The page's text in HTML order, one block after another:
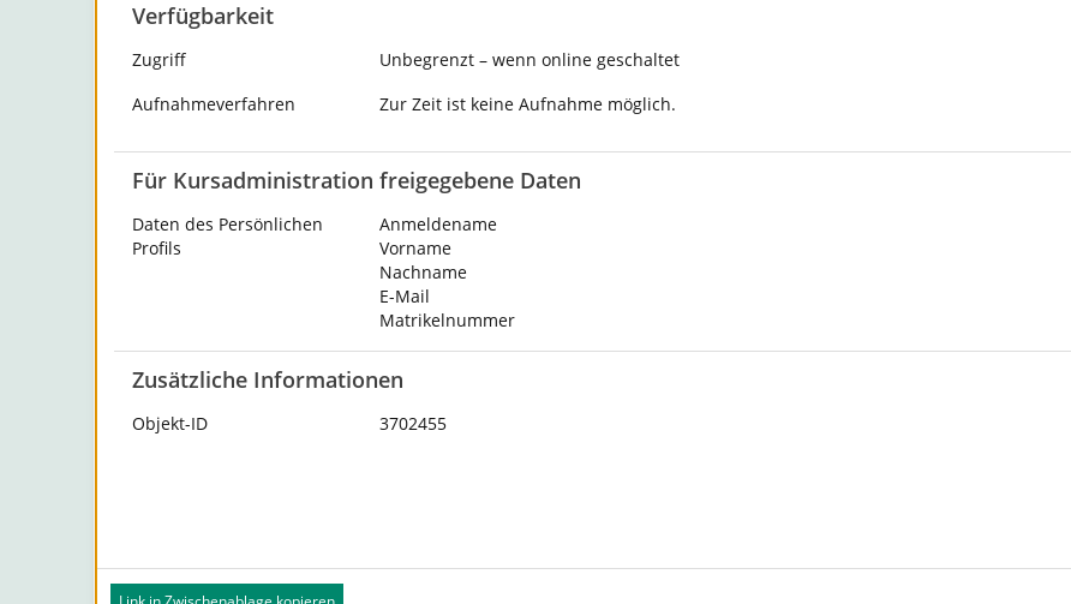
Verfügbarkeit
Zugriff
Unbegrenzt – wenn online geschaltet
Aufnahmeverfahren
Zur Zeit ist keine Aufnahme möglich.
Für Kursadministration freigegebene Daten
Daten des Persönlichen
Profils
Anmeldename
Vorname
Nachname
E-Mail
Matrikelnummer
Zusätzliche Informationen
Objekt-ID 3702455